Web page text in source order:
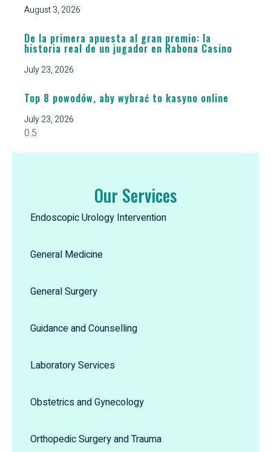
August 3, 2026
De la primera apuesta al gran premio: la
historia real de un jugador en Rabona Casino
July 23, 2026
Top 8 powodów, aby wybrać to kasyno online
July 23, 2026
Our Services
Endoscopic Urology Intervention
General Medicine
General Surgery
Guidance and Counselling
Laboratory Services
Obstetrics and Gynecology
Orthopedic Surgery and Trauma